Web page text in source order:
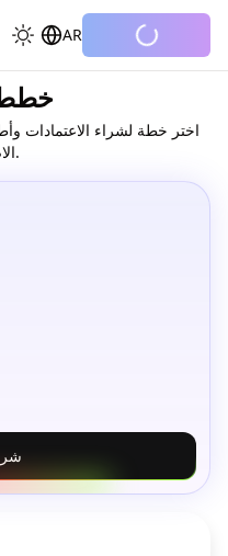
AR
خطط
اختر خطة لشراء الاعتمادات
الاصطناعي.